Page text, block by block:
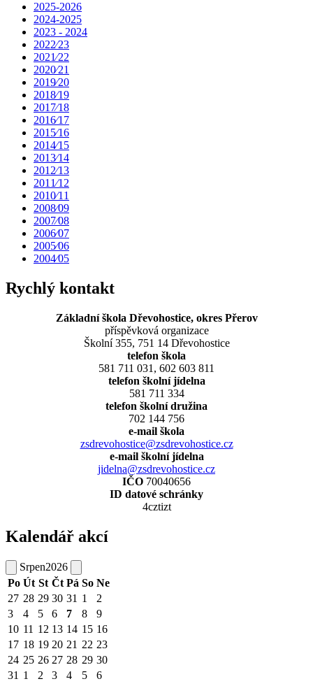
2025-2026
2024-2025
2023 - 2024
2022⁄23
2021⁄22
2020⁄21
2019⁄20
2018⁄19
2017⁄18
2016⁄17
2015⁄16
2014⁄15
2013⁄14
2012⁄13
2011⁄12
2010⁄11
2008⁄09
2007⁄08
2006⁄07
2005⁄06
2004⁄05
Rychlý kontakt
Základní škola Dřevohostice, okres Přerov
příspěvková organizace
Školní 355, 751 14 Dřevohostice
telefon škola
581 711 031, 602 603 811
telefon školní jídelna
581 711 334
telefon školní družina
702 144 756
e-mail škola
zsdrevohostice@zsdrevohostice.cz
e-mail školní jídelna
jidelna@zsdrevohostice.cz
IČO 70040656
ID datové schránky
4cztizt
Kalendář akcí
Srpen2026
Po Út St Čt Pá So Ne
27 28 29 30 31 1
2
3
4 5 6 7 8
9
10 11 12 13 14 15 16
17 18 19 20 21 22 23
24 25 26 27 28 29 30
31 1 2 3 4 5 6